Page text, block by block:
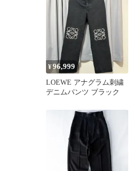
¥96,999
LOEWE アナグラム刺繍
デニムパンツ ブラック